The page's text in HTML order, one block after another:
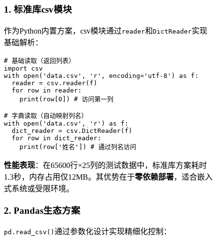
1. 标准库csv模块
作为Python内置方案，csv模块通过 reader和DictReader实现
基础解析：
# 基础读取（返回列表）
import csv
with open('data.csv', 'r', encoding='utf-8') as f:
reader = csv.reader(f)
for row in reader:
print(row[0]) # 访问第一列
# 字典读取（自动映射列名）
with open('data.csv', 'r') as f:
dict_reader = csv.DictReader(f)
for row in dict_reader:
print(row['姓名']) # 通过列名访问
性能表现：在65600行×25列的测试数据中，标准库方案耗时
1.3秒，内存占用仅12MB。其优势在于零依赖部署，适合嵌入
式系统或受限环境。
2. Pandas生态方案
pd.read_csv() 通过参数化设计实现精细化控制：